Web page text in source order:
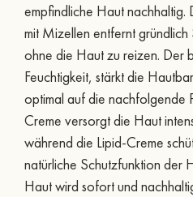
empfindliche Haut nachhaltig.
mit Mizellen entfernt
ohne die Haut zu reizen. Der
Feuchtigkeit, stärkt die
optimal auf die nachfolgende
Creme versorgt die Haut
während die Lipid-Creme
natürliche Schutzfunktion der
Haut wird sofort und